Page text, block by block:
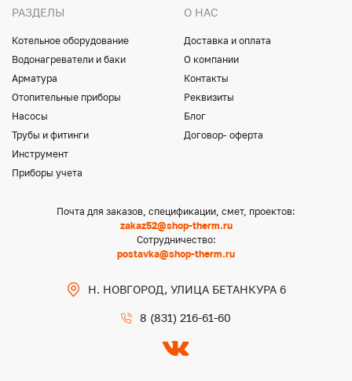
РАЗДЕЛЫ
Котельное оборудование
Водонагреватели и баки
Арматура
Отопительные приборы
Насосы
Трубы и фитинги
Инструмент
Приборы учета
О НАС
Доставка и оплата
О компании
Контакты
Реквизиты
Блог
Договор- оферта
Почта для заказов, спецификации, смет, проектов:
zakaz52@shop-therm.ru
Сотрудничество:
postavka@shop-therm.ru
Н. НОВГОРОД, УЛИЦА БЕТАНКУРА 6
8 (831) 216-61-60